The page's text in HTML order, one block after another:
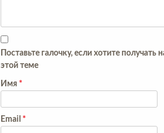
Поставьте галочку, если хотите
этой теме
Имя *
Email *